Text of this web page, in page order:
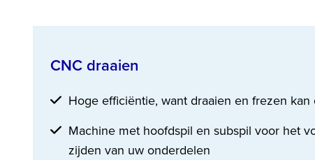
CNC draaien
Hoge efficiëntie, want draaien en frezen
Machine met hoofdspil en subspil voor het
zijden van uw onderdelen